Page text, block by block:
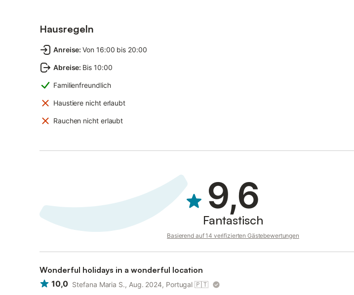
Hausregeln
Anreise: Von 16:00 bis 20:00
Abreise: Bis 10:00
Familienfreundlich
Haustiere nicht erlaubt
Rauchen nicht erlaubt
9,6
Fantastisch
Basierend auf 14 verifizierten Gästebewertungen
Wonderful holidays in a wonderful location
10,0 Stefana Maria S., Aug. 2024, Portugal 🇵🇹